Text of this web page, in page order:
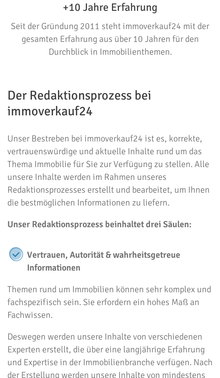
+10 Jahre Erfahrung
Seit der Gründung 2011 steht immoverkauf24 mit der
gesamten Erfahrung aus über 10 Jahren für den
Durchblick in Immobilienthemen.
Der Redaktionsprozess bei
immoverkauf24
Unser Bestreben bei immoverkauf24 ist es, korrekte,
vertrauenswürdige und aktuelle Inhalte rund um das
Thema Immobilie für Sie zur Verfügung zu stellen. Alle
unsere Inhalte werden im Rahmen unseres
Redaktionsprozesses erstellt und bearbeitet, um Ihnen
die bestmöglichen Informationen zu liefern.
Unser Redaktionsprozess beinhaltet drei Säulen:
Vertrauen, Autorität & wahrheitsgetreue
Informationen
Themen rund um Immobilien können sehr komplex und
fachspezifisch sein. Sie erfordern ein hohes Maß an
Fachwissen.
Deswegen werden unsere Inhalte von verschiedenen
Experten erstellt, die über eine langjährige Erfahrung
und Expertise in der Immobilienbranche verfügen. Nach
der Erstellung werden unsere Inhalte von mindestens